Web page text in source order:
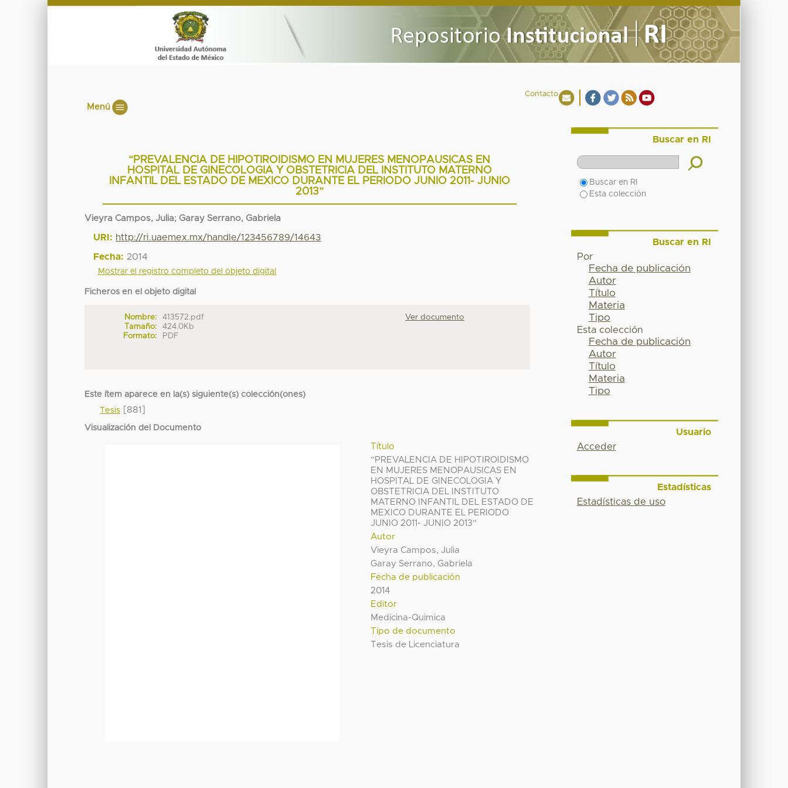
Contacto
Menú
“PREVALENCIA DE HIPOTIROIDISMO EN MUJERES MENOPAUSICAS EN
HOSPITAL DE GINECOLOGIA Y OBSTETRICIA DEL INSTITUTO MATERNO
INFANTIL DEL ESTADO DE MEXICO DURANTE EL PERIODO JUNIO 2011- JUNIO
2013”
Vieyra Campos, Julia; Garay Serrano, Gabriela
URI: http://ri.uaemex.mx/handle/123456789/14643
Fecha: 2014
Mostrar el registro completo del objeto digital
Ficheros en el objeto digital
Nombre:
413572.pdf
Tamaño:
424.0Kb
Formato:
PDF
Ver documento
Este ítem aparece en la(s) siguiente(s) colección(ones)
Tesis [881]
Visualización del Documento
Título
“PREVALENCIA DE HIPOTIROIDISMO
EN MUJERES MENOPAUSICAS EN
HOSPITAL DE GINECOLOGIA Y
OBSTETRICIA DEL INSTITUTO
MATERNO INFANTIL DEL ESTADO DE
MEXICO DURANTE EL PERIODO
JUNIO 2011- JUNIO 2013”
Autor
Vieyra Campos, Julia
Garay Serrano, Gabriela
Fecha de publicación
2014
Editor
Medicina-Quimica
Tipo de documento
Tesis de Licenciatura
Buscar en RI
Buscar en RI
Esta colección
Buscar en RI
Por
Fecha de publicación
Autor
Título
Materia
Tipo
Esta colección
Fecha de publicación
Autor
Título
Materia
Tipo
Usuario
Acceder
Estadísticas
Estadísticas de uso